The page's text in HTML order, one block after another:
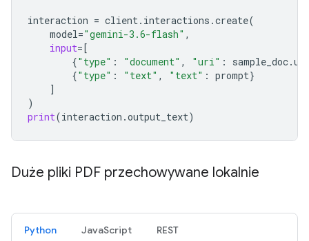
interaction = client. interactions .create(
model="gemini-3.6-flash" ,
input=[
{"type" : "document" , "uri" : sample_doc.
{"type" : "text" , "text" : prompt}
]
)
print(interaction .output_text)
Duże pliki PDF przechowywane lokalnie
Python JavaScript REST